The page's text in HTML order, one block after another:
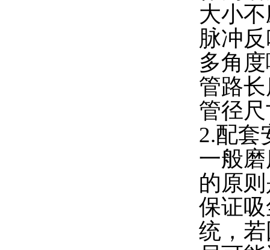
大小
脉冲
多角
管路
管径
2.配套
一般
的原
保证
统，